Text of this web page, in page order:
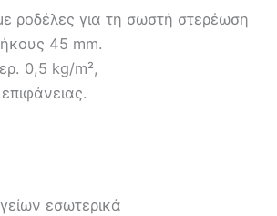
ροδέλες για τη σωστή στερέωση
45 mm.
0,5 kg/m²,
εσωτερικά